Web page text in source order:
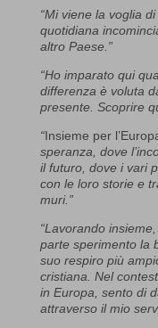
“Mi viene la voglia
quotidiana
altro Paese.”
“Ho imparato qui
differenza è voluta
presente. Scoprire
“Insieme per
speranza, dove
il futuro, dove i vari
con le loro storie e
muri.”
“Lavorando
parte sperimento la
suo respiro più
cristiana. Nel
in Europa, sento di
attraverso il mio